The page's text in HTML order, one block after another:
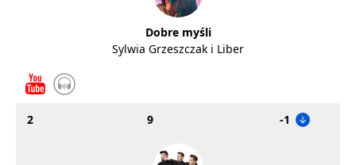
Dobre myśli
Sylwia Grzeszczak i Liber
2 9 -1